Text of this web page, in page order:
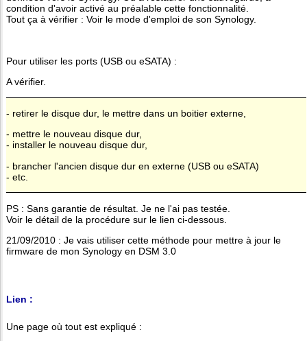
condition d'avoir activé au préalable cette fonctionnalité.
Tout ça à vérifier : Voir le mode d'emploi de son Synology.
Pour utiliser les ports (USB ou eSATA) :
A vérifier.
- retirer le disque dur, le mettre dans un boitier externe,
- mettre le nouveau disque dur,
- installer le nouveau disque dur,
- brancher l'ancien disque dur en externe (USB ou eSATA)
- etc.
PS : Sans garantie de résultat. Je ne l'ai pas testée.
Voir le détail de la procédure sur le lien ci-dessous.
21/09/2010 : Je vais utiliser cette méthode pour mettre à jour le
firmware de mon Synology en DSM 3.0
Lien :
Une page où tout est expliqué :